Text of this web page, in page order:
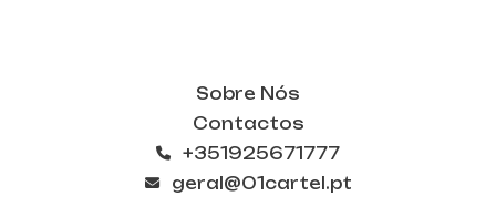
Sobre Nós
Contactos
+351925671777
geral@01cartel.pt